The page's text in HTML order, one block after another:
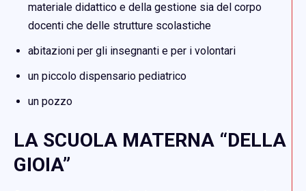
materiale didattico e della gestione sia del corpo
docenti che delle strutture scolastiche
abitazioni per gli insegnanti e per i volontari
un piccolo dispensario pediatrico
un pozzo
LA SCUOLA MATERNA “DELLA
GIOIA”